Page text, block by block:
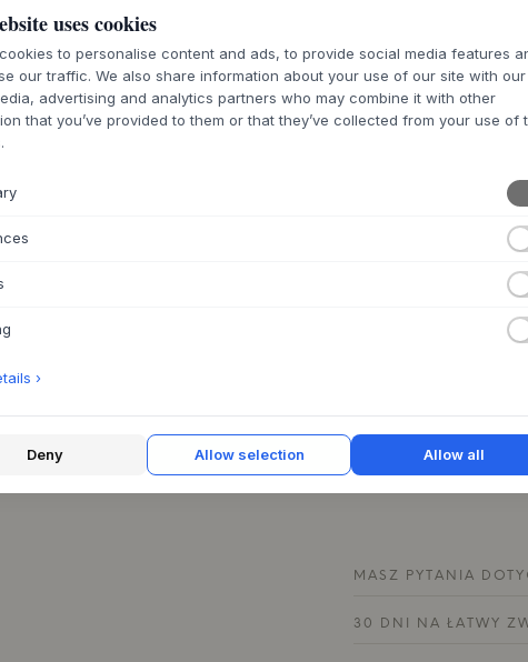
naciskiem na spokój i
brunch nie jest
wyrazisty, ale
rodzajach ustawień
nowoczesnego, jak i
można je łatwo
Miski są idealne na
układać w stosy, aby
Ø17 X H6,4
Glina i
mogą wystąpić
Instrukcje
żywnością - można
mikrofalowej i
Oryginalny projekt
MASZ PYTANIA
30 DNI NA ŁATWY
uses cookies
to personalise content and ads, to provide social media features
our traffic. We also share information about your use of our site with our
advertising and analytics partners who may combine it with other
that you’ve provided to them or that they’ve collected from your use of
›
Deny Allow selection Allow all